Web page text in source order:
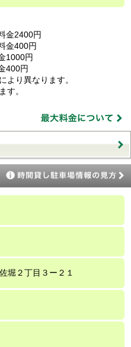
金2400円
金400円
1000円
400円
より異なります。
す。
堀２丁目３ー２１